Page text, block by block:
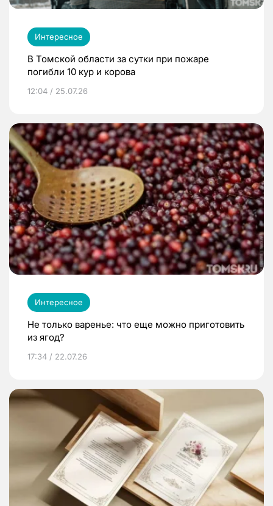
Интересное
В Томской области за сутки при пожаре
погибли 10 кур и корова
12:04 / 25.07.26
Интересное
Не только варенье: что еще можно приготовить
из ягод?
17:34 / 22.07.26